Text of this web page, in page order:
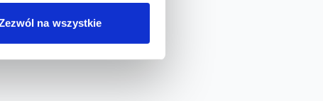
na wszystkie